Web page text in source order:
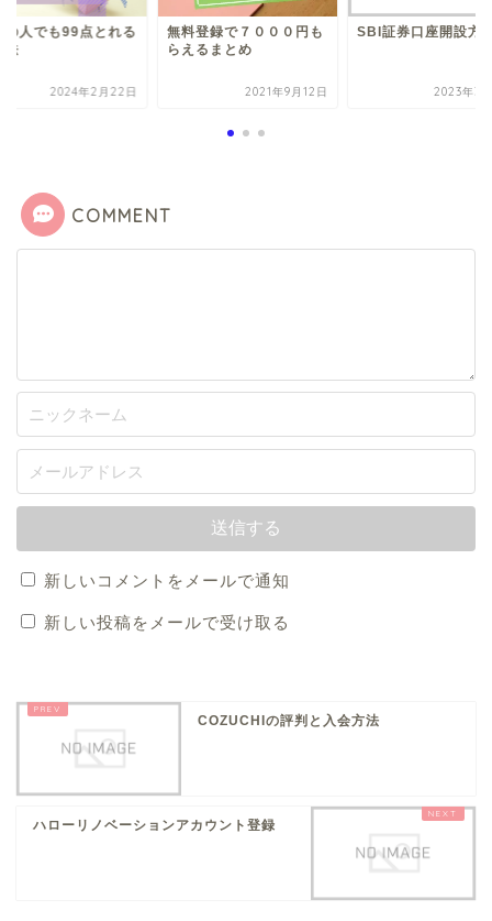
の人でも99点とれる
法
2024年2月22日
無料登録で７０００円も
らえるまとめ
2021年9月12日
SBI証券口座開設方
2023年3
COMMENT
新しいコメントをメールで通知
新しい投稿をメールで受け取る
COZUCHIの評判と入会方法
ハローリノベーションアカウント登録